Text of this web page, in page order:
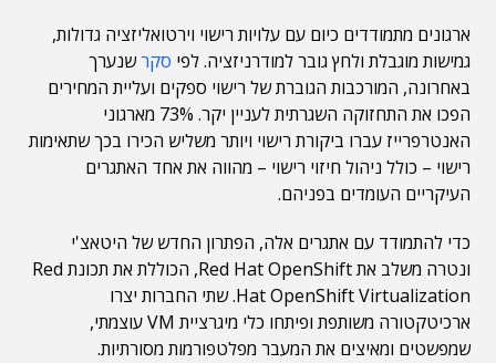
ארגונים מתמודדים כיום עם עלויות רישוי וירטואליזציה גדולות,
גמישות מוגבלת ולחץ גובר למודרניזציה. לפי סקרשנערך
באחרונה, המורכבות הגוברת של רישוי ספקים ועליית המחירים
הפכו את התחזוקה השגרתית לעניין יקר. 73% מארגוני
האנטרפרייז עברו ביקורת רישוי ויותר משליש הכירו בכך שתאימות
רישוי – כולל ניהול חיזוי רישוי – מהווה את אחד האתגרים
העיקריים העומדים בפניהם.
כדי להתמודד עם אתגרים אלה, הפתרון החדש של היטאצ'י
ונטרה משלב את Red Hat OpenShift, הכוללת את תכונת Red
Hat OpenShift Virtualization. שתי החברות יצרו
ארכיטקטורה משותפת ופיתחו כלי מיגרציית VM עוצמתי,
שמפשטים ומאיצים את המעבר מפלטפורמות מסורתיות.